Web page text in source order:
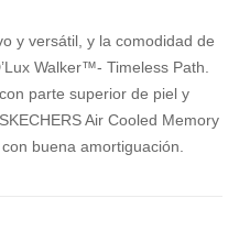
LKE
R
y versátil, y la comodidad de
Walker™- Timeless Path.
parte superior de piel y
Air Cooled Memory
buena amortiguación.